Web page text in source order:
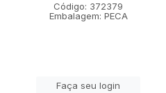
Código: 372379
Embalagem: PECA
Faça seu login